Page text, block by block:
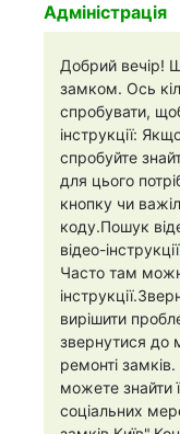
Адміністрація
Добрий вечір!
замком. Ось
спробувати,
інструкції:
спробуйте
для цього
кнопку чи
коду.Пошук
відео-
Часто там
вирішити
звернутися до
ремонті
можете знайти
соціальних